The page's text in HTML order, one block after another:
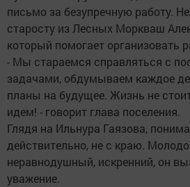
письмо за безупречную работу.
старосту из Лесных Моркваш
который помогает организовать
- Мы стараемся справляться с
задачами, обдумываем каждое
планы на будущее. Жизнь не
идем! - говорит глава поселения.
Глядя на Ильнура Гаязова,
действительно, не с краю.
неравнодушный, искренний, он
уважение.